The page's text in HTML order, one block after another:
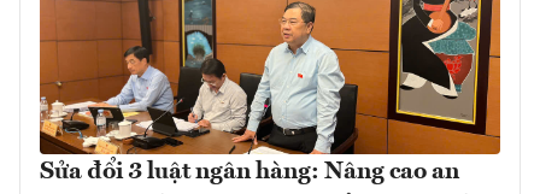
Sửa đổi 3 luật ngân hàng: Nâng cao an